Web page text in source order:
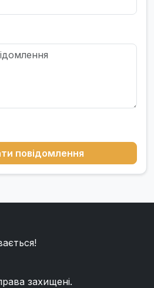
повідомлення
захищені.